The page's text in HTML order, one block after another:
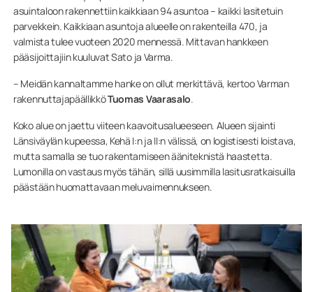
asuintaloon rakennettiin kaikkiaan 94 asuntoa – kaikki lasitetuin
parvekkein. Kaikkiaan asuntoja alueelle on rakenteilla 470, ja
valmista tulee vuoteen 2020 mennessä. Mittavan hankkeen
pääsijoittajiin kuuluvat Sato ja Varma.
– Meidän kannaltamme hanke on ollut merkittävä, kertoo Varman
rakennuttajapäällikköTuomas Vaarasalo.
Koko alue on jaettu viiteen kaavoitusalueeseen. Alueen sijainti
Länsiväylän kupeessa, Kehä I:n ja II:n välissä, on logistisesti loistava,
mutta samalla se tuo rakentamiseen ääniteknistä haastetta.
Lumonilla on vastaus myös tähän, sillä uusimmilla lasitusratkaisuilla
päästään huomattavaan meluvaimennukseen.